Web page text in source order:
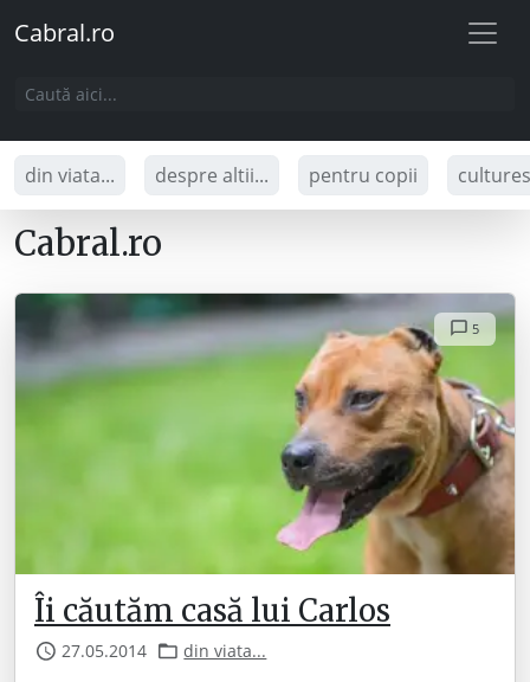
Cabral.ro
din viata... despre altii... pentru copii
Cabral.ro
5
Îi căutăm casă lui Carlos
27.05.2014 din viata...